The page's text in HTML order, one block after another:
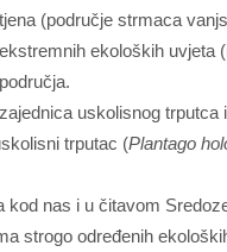
(područje strmaca
ekoloških uvjeta
uskolisnog trputca
trputac (Plantago
kod nas i u čitavom
strogo određenih